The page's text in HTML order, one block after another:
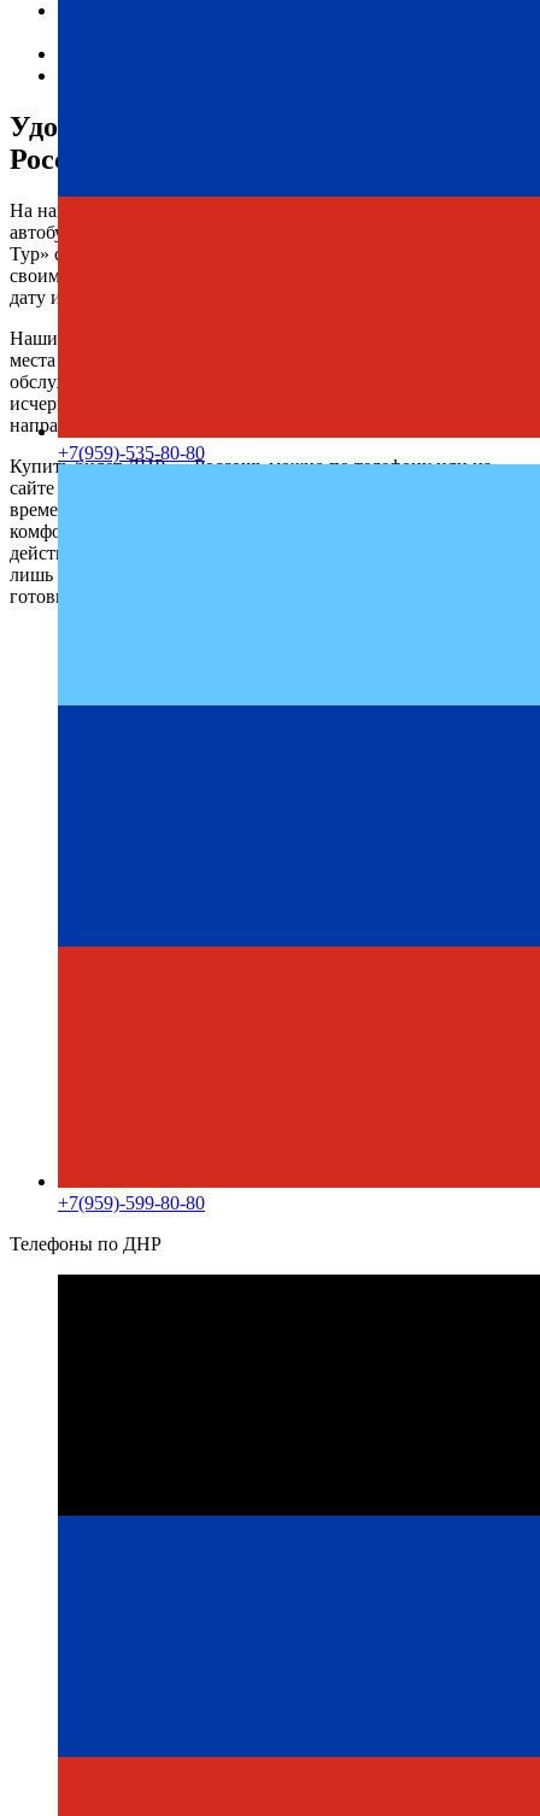
Удобное расписание автобусов ДНР —
Россошь
На нашем сайте всегда доступно актуальное расписание
автобусов ДНР — Россошь с автовокзала. Компания «Профи-
Тур» стабильно предоставляет услуги перевозок, обеспечивая
своим клиентам комфорт и надежность. Выберите удобную
дату и отправляйтесь в путь.
Наши регулярные рейсы позволяют легко найти свободные
места на любую дату. Пассажиры всегда довольны качеством
обслуживания и возвращаются к нам снова. Мы собрали всю
исчерпывающую информацию о поездках в данном
направлении, чтобы не осталось лишних вопросов.
Купить билет ДНР — Россошь можно по телефону или на
сайте онлайн с удобством и минимальными затратами
времени. Мы стремимся сделать каждую поездку максимально
комфортной, спокойной и безопасной. Как видите, с нами
действительно удобно и просто путешествовать. Осталось
лишь заполнить форму бронирования на сайте и начать
готовиться к поездке. Ваше удобство – наша главная цель.
+7(959)-535-80-80
+7(959)-599-80-80
Телефоны по ДНР